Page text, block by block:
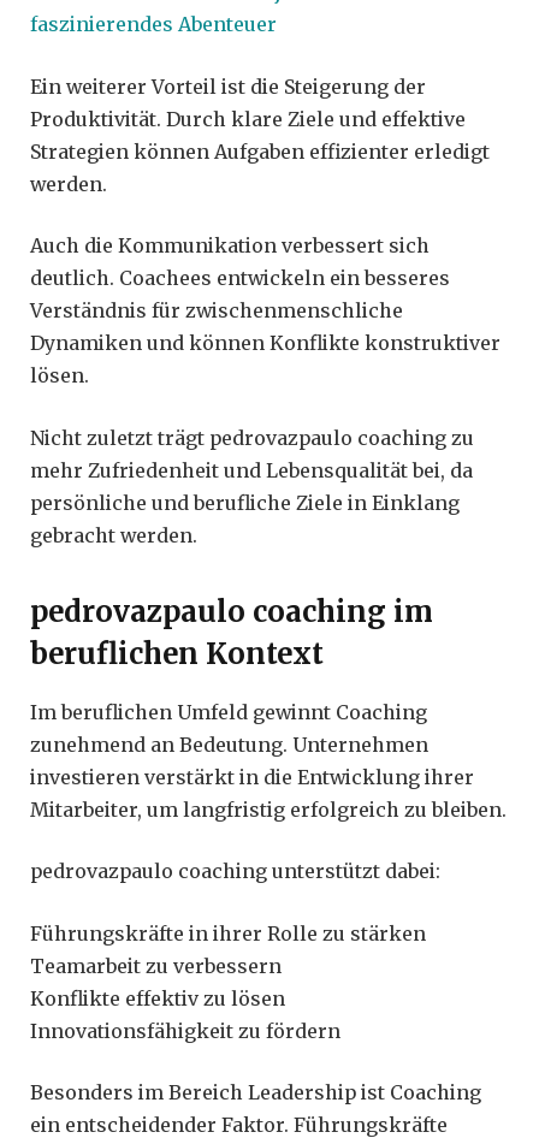
faszinierendes Abenteuer
Ein weiterer Vorteil ist die Steigerung der
Produktivität. Durch klare Ziele und effektive
Strategien können Aufgaben effizienter erledigt
werden.
Auch die Kommunikation verbessert sich
deutlich. Coachees entwickeln ein besseres
Verständnis für zwischenmenschliche
Dynamiken und können Konflikte konstruktiver
lösen.
Nicht zuletzt trägt pedrovazpaulo coaching zu
mehr Zufriedenheit und Lebensqualität bei, da
persönliche und berufliche Ziele in Einklang
gebracht werden.
pedrovazpaulo coaching im
beruflichen Kontext
Im beruflichen Umfeld gewinnt Coaching
zunehmend an Bedeutung. Unternehmen
investieren verstärkt in die Entwicklung ihrer
Mitarbeiter, um langfristig erfolgreich zu bleiben.
pedrovazpaulo coaching unterstützt dabei:
Führungskräfte in ihrer Rolle zu stärken
Teamarbeit zu verbessern
Konflikte effektiv zu lösen
Innovationsfähigkeit zu fördern
Besonders im Bereich Leadership ist Coaching
ein entscheidender Faktor. Führungskräfte